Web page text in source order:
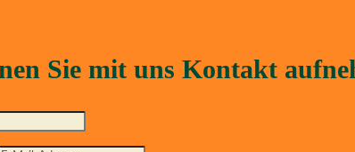
Sie mit uns Kontakt